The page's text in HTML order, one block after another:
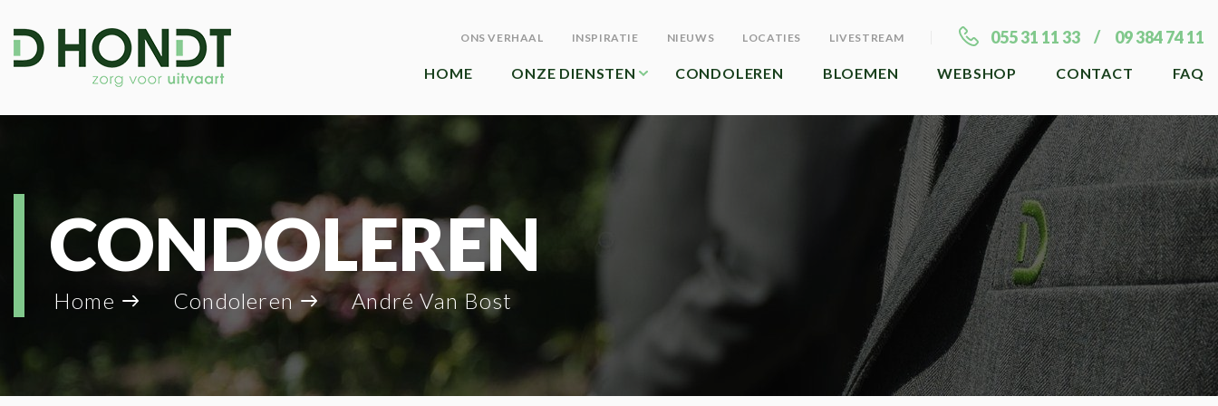
ONS VERHAAL INSPIRATIE NIEUWS LOCATIES LIVESTREAM 055 31 11 33 09 384 74 11
HOME ONZE DIENSTEN CONDOLEREN BLOEMEN WEBSHOP CONTACT FAQ
CONDOLEREN
Home Condoleren André Van Bost